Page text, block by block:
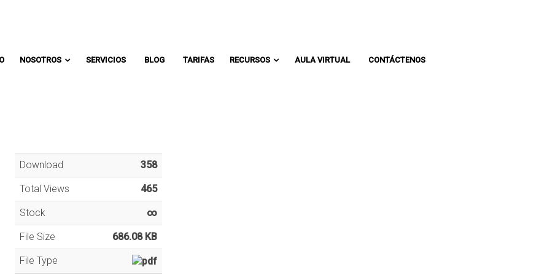
NOSOTROS SERVICIOS BLOG TARIFAS RECURSOS AULA VIRTUAL CONTÁCTENOS
Download 358
Total Views 465
Stock ∞
File Size 686.08 KB
File Type